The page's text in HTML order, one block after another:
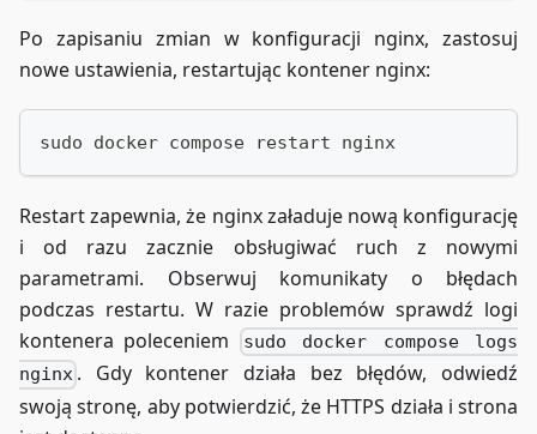
    # Proxy dla Odoo
    location / {
proxy_set_header Upgrade
        proxy_set_header Connection "upgrade";
        proxy_cache_bypass $http_upgrade;
proxy_set_header X-Real-IP
proxy_set_header X-Forwarded-For
        proxy_set_header X-NginX-Proxy true;
proxy_set_header X-Forwarded-Proto
proxy_set_header X-Forwarded-Host
        proxy_redirect off;
        proxy_request_buffering off;
Po zapisaniu zmian w konfiguracji nginx, zastosuj
nowe ustawienia, restartując kontener nginx:
sudo docker compose restart nginx
Restart zapewnia, że nginx załaduje nową konfigurację
i od razu zacznie obsługiwać ruch z nowymi
parametrami. Obserwuj komunikaty o błędach
podczas restartu. W razie problemów sprawdź logi
kontenera poleceniem
sudo docker compose logs
nginx . Gdy kontener działa bez błędów, odwiedź
swoją stronę, aby potwierdzić, że HTTPS działa i strona